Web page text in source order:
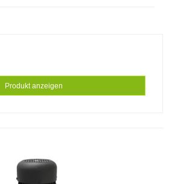
Produkt anzeigen